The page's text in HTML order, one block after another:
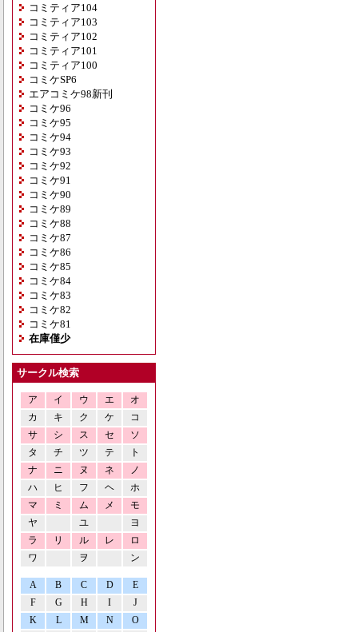
コミティア104
コミティア103
コミティア102
コミティア101
コミティア100
コミケSP6
エアコミケ98新刊
コミケ96
コミケ95
コミケ94
コミケ93
コミケ92
コミケ91
コミケ90
コミケ89
コミケ88
コミケ87
コミケ86
コミケ85
コミケ84
コミケ83
コミケ82
コミケ81
在庫僅少
サークル検索
ア イ ウ エ
オ
カ
キ ク ケ
コ
サ
シ ス セ
ソ
タ
チ ツ テ
ト
ナ
ニ ヌ ネ
ノ
ハ
ヒ フ ヘ
ホ
マ
ミ ム メ
モ
ヤ
ユ
ヨ
ラ
リ ル レ
ロ
ワ
ヲ ン
A B C D
E
F
G H I
J
K
L M N O